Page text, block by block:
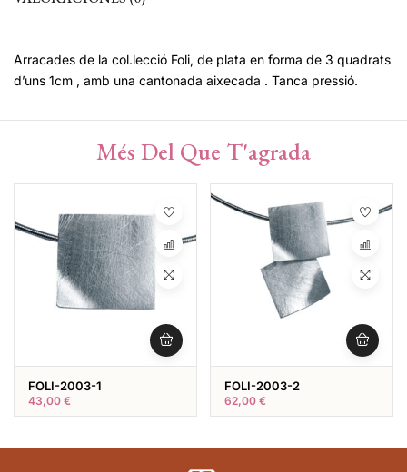
Arracades de la col.lecció Foli, de plata en forma de 3 quadrats
d’uns 1cm , amb una cantonada aixecada . Tanca pressió.
Més Del Que T'agrada
FOLI-2003-1
43,00 €
FOLI-2003-2
62,00 €